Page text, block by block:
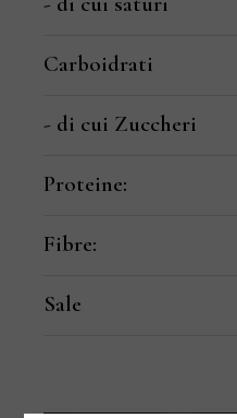
Carboidrati
- di cui Zuccheri
Proteine:
Fibre:
Sale